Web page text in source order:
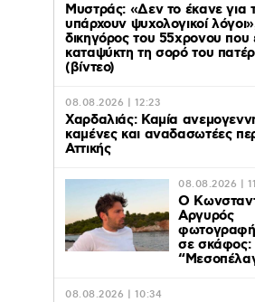
Μυστράς: «Δεν το έκανε για
υπάρχουν ψυχολογικοί
δικηγόρος του 55χρονου που
καταψύκτη τη σορό του
(βίντεο)
08.08.2026 | 12:23
Χαρδαλιάς: Καμία
καμένες και αναδασωτέες
Αττικής
08.08.2026 |
Ο
Αργυρός
σε σκάφος:
08.08.2026 | 10:34